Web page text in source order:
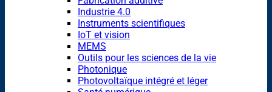
Industrie 4.0
Instruments scientifiques
IoT et vision
MEMS
Outils pour les sciences de la vie
Photonique
Photovoltaïque intégré et léger